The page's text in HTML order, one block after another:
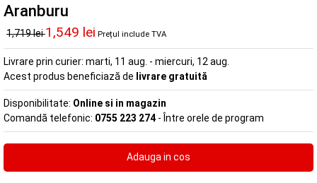
Aranburu
1,719 lei1,549 lei Prețul include TVA
Livrare prin curier: marti, 11 aug. - miercuri, 12 aug.
Acest produs beneficiază de livrare gratuită
Disponibilitate: Online si in magazin
Comandă telefonic: 0755 223 274 - Între orele de program